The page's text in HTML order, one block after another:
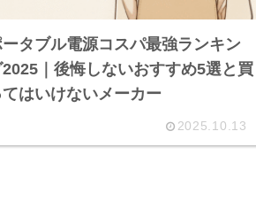
タブル電源コスパ最強ランキン
2025｜後悔しないおすすめ5選と買
てはいけないメーカー
2025.10.13